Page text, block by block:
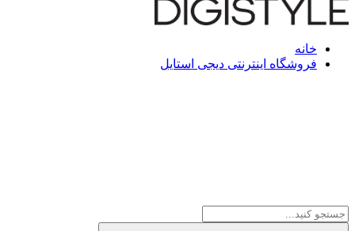
خانه
فروشگاه اینترنتی دیجی استایل